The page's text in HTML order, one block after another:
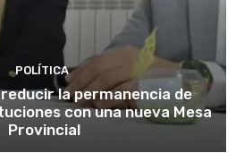
POLÍTICA
la permanencia de
con una nueva Mesa
Provincial